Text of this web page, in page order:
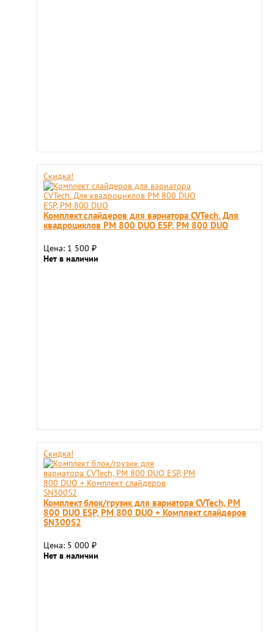
Скидка!
Комплект слайдеров для вариатора CVTech. Для
квадроциклов РМ 800 DUO ESP, РМ 800 DUO
Цена: 1 500 ₽
Нет в наличии
Скидка!
Комплект блок/грузик для вариатора CVTech, РМ
800 DUO ESP, РМ 800 DUO + Комплект слайдеров
SN300S2
Цена: 5 000 ₽
Нет в наличии